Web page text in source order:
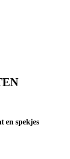
en spekjes